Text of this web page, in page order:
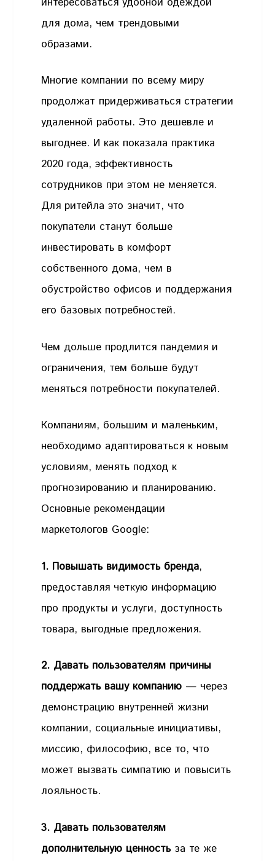
для дома, чем трендовыми
образами.
Многие компании по всему миру
продолжат придерживаться стратегии
удаленной работы. Это дешевле и
выгоднее. И как показала практика
2020 года, эффективность
сотрудников при этом не меняется.
Для ритейла это значит, что
покупатели станут больше
инвестировать в комфорт
собственного дома, чем в
обустройство офисов и поддержания
его базовых потребностей.
Чем дольше продлится пандемия и
ограничения, тем больше будут
меняться потребности покупателей.
Компаниям, большим и маленьким,
необходимо адаптироваться к новым
условиям, менять подход к
прогнозированию и планированию.
Основные рекомендации
маркетологов Google:
1. Повышать видимость бренда,
предоставляя четкую информацию
про продукты и услуги, доступность
товара, выгодные предложения.
2. Давать пользователям причины
поддержать вашу компанию — через
демонстрацию внутренней жизни
компании, социальные инициативы,
миссию, философию, все то, что
может вызвать симпатию и повысить
лояльность.
3. Давать пользователям
дополнительную ценностьза те же